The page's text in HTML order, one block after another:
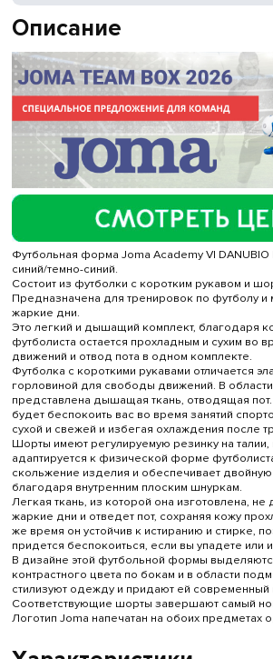
Описание
Футбольная форма Joma Academy VI DANUBIO
синий/темно-синий.
Состоит из футболки с коротким рукавом и
Предназначена для тренировок по футболу и
жаркие дни.
Это легкий и дышащий комплект, благодаря
футболиста остается прохладным и сухим во
движений и отвод пота в одном комплекте.
Футболка с короткими рукавами отличается
горловиной для свободы движений. В
представлена ​​дышащая ткань, отводящая
будет беспокоить вас во время занятий
сухой и свежей и избегая охлаждения после
Шорты имеют регулируемую резинку на талии,
адаптируется к физической форме
скольжение изделия и обеспечивает
благодаря внутренним плоским шнуркам.
Легкая ткань, из которой она изготовлена, не
жаркие дни и отведет пот, сохраняя кожу
же время он устойчив к истиранию и стирке,
придется беспокоиться, если вы упадете или
В дизайне этой футбольной формы
контрастного цвета по бокам и в области
стилизуют одежду и придают ей современный
Соответствующие шорты завершают самый
Логотип Joma напечатан на обоих предметах